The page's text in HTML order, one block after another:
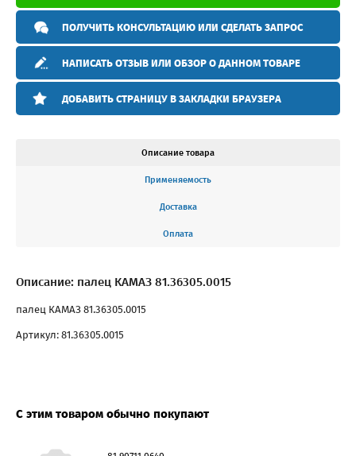
ПОЛУЧИТЬ КОНСУЛЬТАЦИЮ ИЛИ СДЕЛАТЬ ЗАПРОС
НАПИСАТЬ ОТЗЫВ ИЛИ ОБЗОР О ДАННОМ ТОВАРЕ
ДОБАВИТЬ СТРАНИЦУ В ЗАКЛАДКИ БРАУЗЕРА
Описание товара
Применяемость
Доставка
Оплата
Описание: палец КАМАЗ 81.36305.0015
палец КАМАЗ 81.36305.0015
Артикул: 81.36305.0015
С этим товаром обычно покупают